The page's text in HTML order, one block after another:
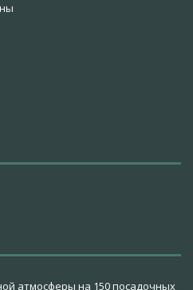
атмосферы на 150 посадочных